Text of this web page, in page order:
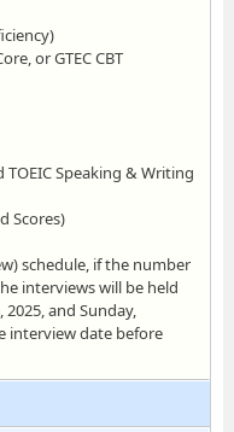
or GTEC CBT
TOEIC Speaking & Writing
Scores)
schedule, if the number
interviews will be held
and Sunday,
interview date before